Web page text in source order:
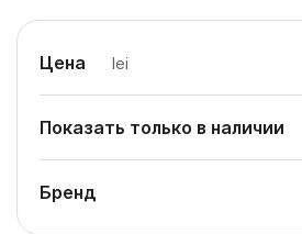
Цена lei
Показать только в наличии
Бренд